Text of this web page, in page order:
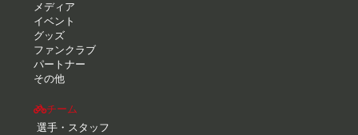
メディア
イベント
グッズ
ファンクラブ
パートナー
その他
チーム
選手・スタッフ